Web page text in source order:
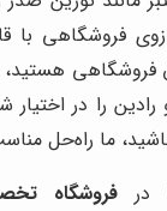
فروشگاهی با
فروشگاهی
رادین را در
ما راه‌حل
در فروشگاه